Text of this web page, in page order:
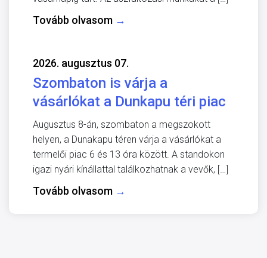
Tovább olvasom →
2026. augusztus 07.
Szombaton is várja a
vásárlókat a Dunkapu téri piac
Augusztus 8-án, szombaton a megszokott
helyen, a Dunakapu téren várja a vásárlókat a
termelői piac 6 és 13 óra között. A standokon
igazi nyári kínállattal találkozhatnak a vevők, […]
Tovább olvasom →